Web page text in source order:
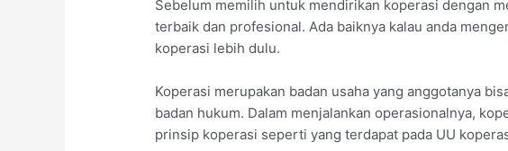
Sebelum memilih untuk mendirikan koperasi dengan
terbaik dan profesional. Ada baiknya kalau anda
koperasi lebih dulu.
Koperasi merupakan badan usaha yang anggotanya
badan hukum. Dalam menjalankan operasionalnya,
prinsip koperasi seperti yang terdapat pada UU